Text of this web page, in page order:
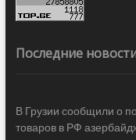
Последние
В Грузии сообщили о
товаров в РФ